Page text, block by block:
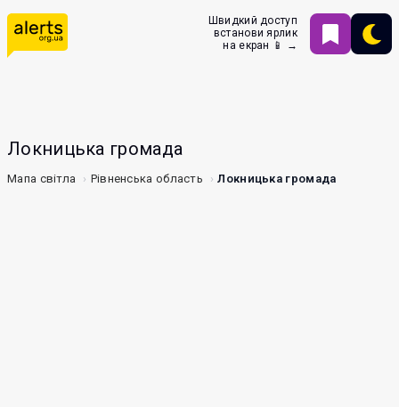
Швидкий доступ
встанови ярлик
на екран 📱 →
Локницька громада
Мапа світла Рівненська область Локницька громада